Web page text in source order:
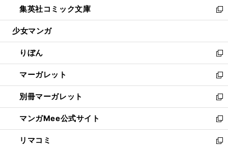
く
で
開
ド
ウ
開
く
ィ
ン
ウ
で
開
く
い
ウ
ン
ド
ウ
で
開
く
集英社コミック文庫
新
し
ウ
ィ
ン
ド
ウ
で
開
く
少女マンガ
りぼん
新
し
い
ウ
ィ
ン
ド
ウ
で
マーガレット
新
し
い
ウ
ィ
ン
ド
別冊マーガレット
新
し
い
ウ
ィ
マンガMee公式サイト
新
し
い
リマコミ 新